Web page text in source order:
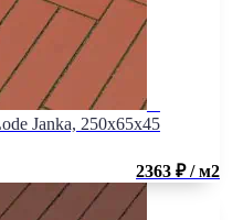
Janka, 250x65x45
2363 ₽ / м2